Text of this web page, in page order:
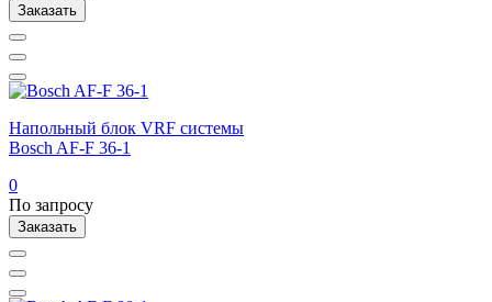
Заказать
Напольный блок VRF системы
Bosch AF-F 36-1
0
По запросу
Заказать